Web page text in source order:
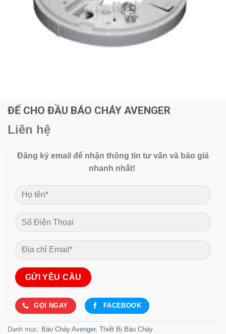
ĐẾ CHO ĐẦU BÁO CHÁY AVENGER
Liên hệ
Đăng ký email để nhận thông tin tư vấn và báo giá
nhanh nhất!
GỌI NGAY FACEBOOK
Danh mục: Báo Cháy Avenger, Thiết Bị Báo Cháy